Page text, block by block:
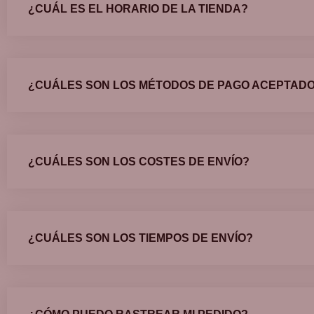
¿CUÁL ES EL HORARIO DE LA TIENDA?
¿CUÁLES SON LOS MÉTODOS DE PAGO
¿CUÁLES SON LOS COSTES DE ENVÍO?
¿CUÁLES SON LOS TIEMPOS DE ENVÍO?